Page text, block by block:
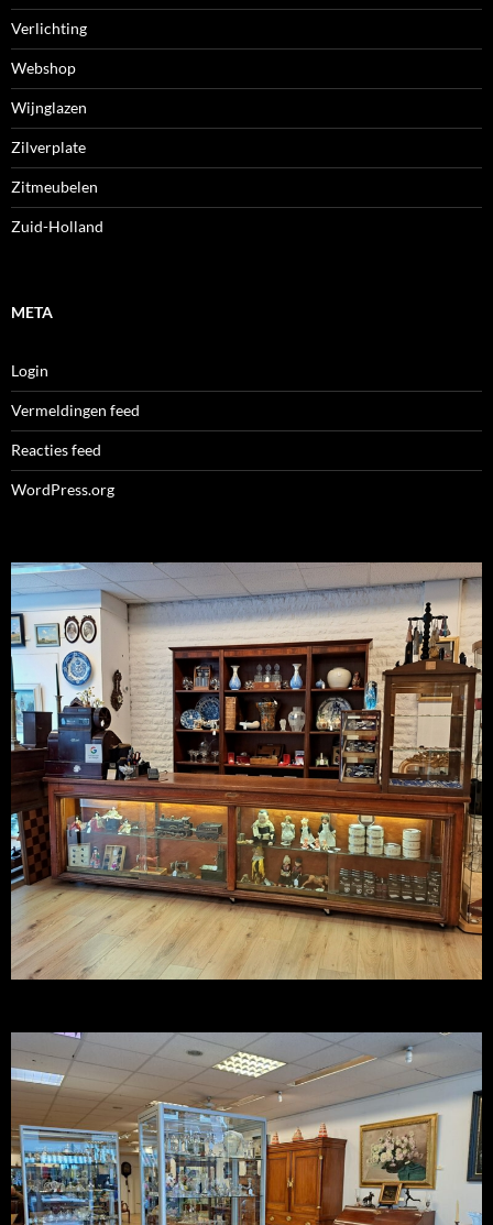
Verlichting
Webshop
Wijnglazen
Zilverplate
Zitmeubelen
Zuid-Holland
META
Login
Vermeldingen feed
Reacties feed
WordPress.org